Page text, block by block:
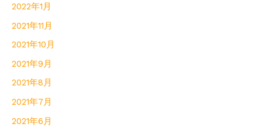
2022年1月
2021年11月
2021年10月
2021年9月
2021年8月
2021年7月
2021年6月